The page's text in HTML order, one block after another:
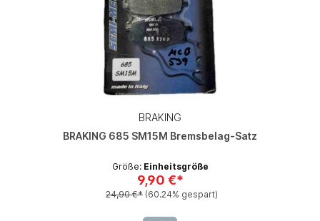
BRAKING
BRAKING 685 SM15M Bremsbelag-Satz
Größe: Einheitsgröße
9,90 €*
24,90 €* (60.24% gespart)